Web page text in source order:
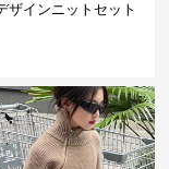
ザインニットセット